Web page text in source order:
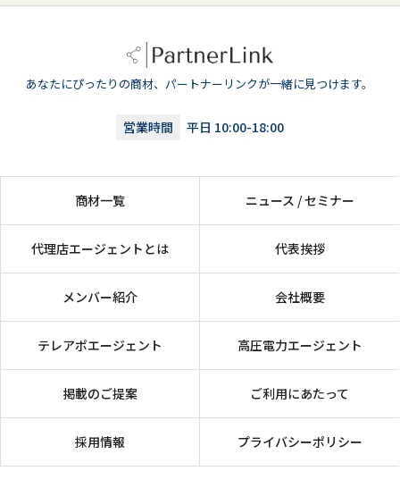
あなたにぴったりの商材、パートナーリンクが一緒に見つけます。
営業時間 平日 10:00-18:00
商材一覧 ニュース / セミナー
代理店エージェントとは 代表挨拶
メンバー紹介 会社概要
テレアポエージェント 高圧電力エージェント
掲載のご提案 ご利用にあたって
採用情報 プライバシーポリシー